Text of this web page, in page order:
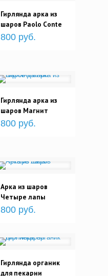
Гирлянда арка из
шаров Paolo Conte
800 руб.
Гирлянда арка из
шаров Магнит
800 руб.
Арка из шаров
Четыре лапы
800 руб.
Гирлянда органик
для пекарни